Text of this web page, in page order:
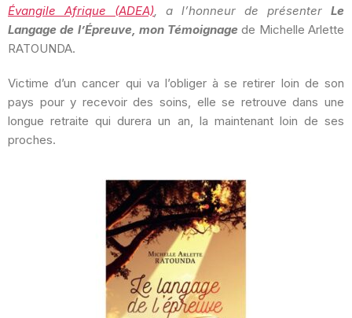
Évangile Afrique (ADEA), a l’honneur de présenter Le
Langage de l’Épreuve, mon Témoignage de Michelle Arlette
RATOUNDA.
Victime d’un cancer qui va l’obliger à se retirer loin de son
pays pour y recevoir des soins, elle se retrouve dans une
longue retraite qui durera un an, la maintenant loin de ses
proches.